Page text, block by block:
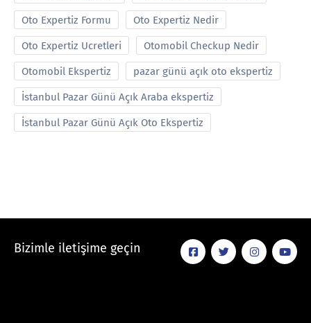
Oto Expertiz Formu Oto Expertiz Nedir
Oto Expertiz Ucretleri Otomobil Checkup Nedir
Otomobil Ekspertiz pazar günü açık oto ekspertiz
İstanbul Pazar Günü Açık Araba ekspertiz
İstanbul Pazar Günü Açık Oto Ekspertiz
Bizimle iletişime geçin